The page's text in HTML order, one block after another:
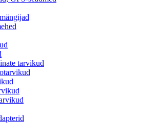
tarvikud